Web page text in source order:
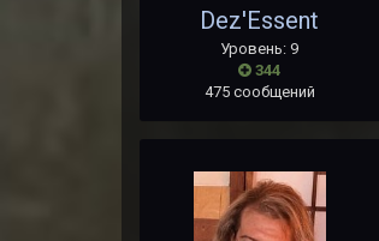
Dez'Essent
Уровень: 9
344
475 сообщений